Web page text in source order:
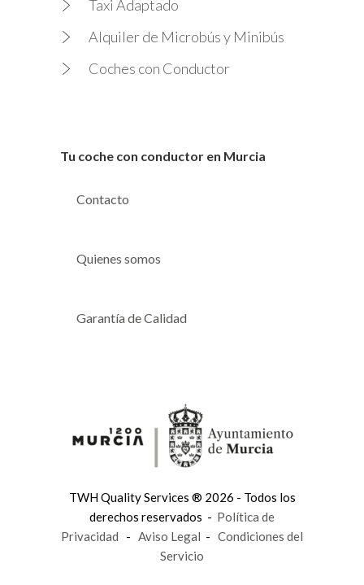
Taxi Adaptado
Alquiler de Microbús y Minibús
Coches con Conductor
Tu coche con conductor en Murcia
Contacto
Quienes somos
Garantía de Calidad
TWH Quality Services ® 2026 - Todos los
derechos reservados - Política de
Privacidad - Aviso Legal - Condiciones del
Servicio